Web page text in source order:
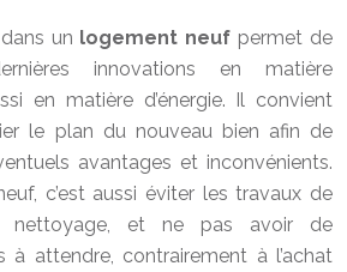
un logement neuf permet de
innovations en matière
en matière d’énergie. Il convient
le plan du nouveau bien afin de
avantages et inconvénients.
c’est aussi éviter les travaux de
nettoyage, et ne pas avoir de
à attendre, contrairement à l’achat